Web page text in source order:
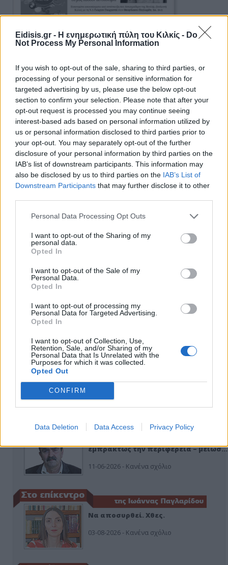
Eidisis.gr - Η ενημερωτική πύλη του Κιλκίς - Do
Not Process My Personal Information
If you wish to opt-out of the sale, sharing to third parties, or
processing of your personal or sensitive information for
targeted advertising by us, please use the below opt-out
section to confirm your selection. Please note that after your
opt-out request is processed you may continue seeing
interest-based ads based on personal information utilized by
us or personal information disclosed to third parties prior to
your opt-out. You may separately opt-out of the further
disclosure of your personal information by third parties on the
IAB’s list of downstream participants. This information may
also be disclosed by us to third parties on the IAB’s List of
Downstream Participants that may further disclose it to other
Personal Data Processing Opt Outs
I want to opt-out of the Sharing of my
personal data.
Opted In
I want to opt-out of the Sale of my
Personal Data.
Opted In
I want to opt-out of processing my
Personal Data for Targeted Advertising.
Opted In
I want to opt-out of Collection, Use,
Retention, Sale, and/or Sharing of my
Personal Data that Is Unrelated with the
Purposes for which it was collected.
Opted Out
CONFIRM
Data Deletion Data Access Privacy Policy
Ειδήσεις 5-8-2026
ΑΠΟΨΕΙΣ
Εδώ Παππάς, εκεί Παππάς, που είναι
εμπράκτως την περιφέρεια – μειώσ…
11-06-2026 - Κανένα σχόλιο
Να αποσυρθεί. Χθες.
03-08-2026 - Κανένα σχόλιο